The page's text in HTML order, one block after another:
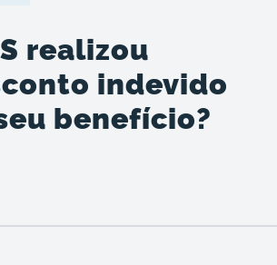
realizou
indevido
benefício?